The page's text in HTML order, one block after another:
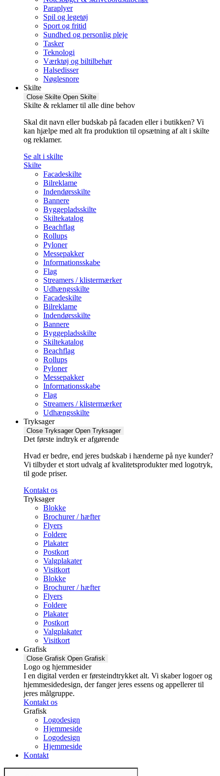
Paraplyer
Spil og legetøj
Sport og fritid
Sundhed og personlig pleje
Tasker
Teknologi
Værktøj og biltilbehør
Halsedisser
Nøglesnore
Skilte
Close Skilte Open Skilte
Skilte & reklamer til alle dine behov
Skal dit navn eller budskab på facaden eller i butikken? Vi
kan hjælpe med alt fra produktion til opsætning af alt i skilte
og reklamer.
Se alt i skilte
Skilte
Facadeskilte
Bilreklame
Indendørsskilte
Bannere
Byggepladsskilte
Skiltekatalog
Beachflag
Rollups
Pyloner
Messepakker
Informationsskabe
Flag
Streamers / klistermærker
Udhængsskilte
Facadeskilte
Bilreklame
Indendørsskilte
Bannere
Byggepladsskilte
Skiltekatalog
Beachflag
Rollups
Pyloner
Messepakker
Informationsskabe
Flag
Streamers / klistermærker
Udhængsskilte
Tryksager
Close Tryksager Open Tryksager
Det første indtryk er afgørende
Hvad er bedre, end jeres budskab i hænderne på nye kunder?
Vi tilbyder et stort udvalg af kvalitetsprodukter med logotryk,
til gode priser.
Kontakt os
Tryksager
Blokke
Brochurer / hæfter
Flyers
Foldere
Plakater
Postkort
Valgplakater
Visitkort
Blokke
Brochurer / hæfter
Flyers
Foldere
Plakater
Postkort
Valgplakater
Visitkort
Grafisk
Close Grafisk Open Grafisk
Logo og hjemmesider
I en digital verden er førsteindtrykket alt. Vi skaber logoer og
hjemmesidedesign, der fanger jeres essens og appellerer til
jeres målgruppe.
Kontakt os
Grafisk
Logodesign
Hjemmeside
Logodesign
Hjemmeside
Kontakt
Products